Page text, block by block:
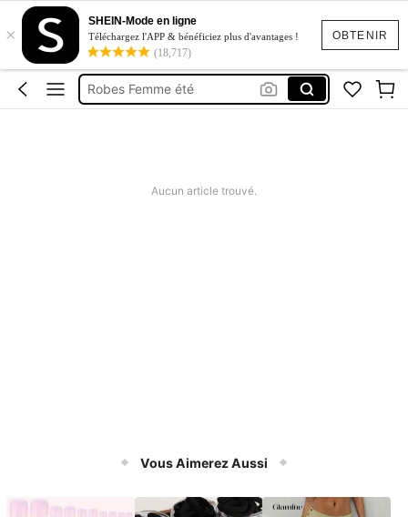
OBTENIR
×
SHEIN-Mode en ligne
Téléchargez l'APP & bénéficiez plus d'avantages !
(18,717)
Maillot De Bain Femme
Squishy
Maillot De Bain 2 Pieces
Robes Femme été
Aucun article trouvé.
Vous Aimerez Aussi